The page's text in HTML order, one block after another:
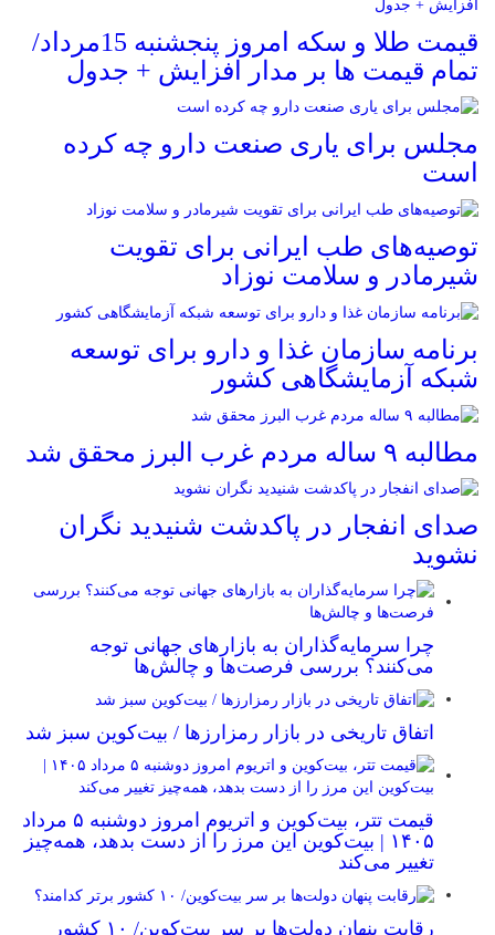
قیمت طلا و سکه امروز پنجشنبه 15مرداد/
تمام قیمت ها بر مدار افزایش + جدول
مجلس برای یاری صنعت دارو چه کرده
است
توصیه‌های طب ایرانی برای تقویت
شیرمادر و سلامت نوزاد
برنامه سازمان غذا و دارو برای توسعه
شبکه آزمایشگاهی کشور
مطالبه ۹ ساله مردم غرب البرز محقق شد
صدای انفجار در پاکدشت شنیدید نگران
نشوید
چرا سرمایه‌گذاران به بازارهای جهانی توجه
می‌کنند؟ بررسی فرصت‌ها و چالش‌ها
اتفاق تاریخی در بازار رمزارزها / بیت‌کوین سبز شد
قیمت تتر، بیت‌کوین و اتریوم امروز دوشنبه ۵ مرداد
۱۴۰۵ | بیت‌کوین این مرز را از دست بدهد، همه‌چیز
تغییر می‌کند
رقابت پنهان دولت‌ها بر سر بیت‌کوین/ ۱۰ کشور